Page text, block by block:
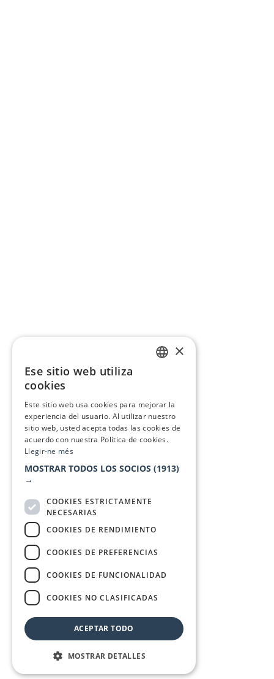
×
Ese sitio web utiliza
cookies
Este sitio web usa cookies para mejorar la
experiencia del usuario. Al utilizar nuestro
sitio web, usted acepta todas las cookies de
acuerdo con nuestra Política de cookies.
Llegir-ne més
MOSTRAR TODOS LOS SOCIOS (1913)
→
COOKIES ESTRICTAMENTE
NECESARIAS
COOKIES DE RENDIMIENTO
COOKIES DE PREFERENCIAS
COOKIES DE FUNCIONALIDAD
COOKIES NO CLASIFICADAS
ACEPTAR TODO
MOSTRAR DETALLES